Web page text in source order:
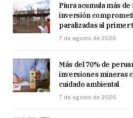
Piura acumula más
inversión
paralizadas al primer
7 de agosto de 2026
Más del 70% de
inversiones mineras
cuidado ambiental
7 de agosto de 2026